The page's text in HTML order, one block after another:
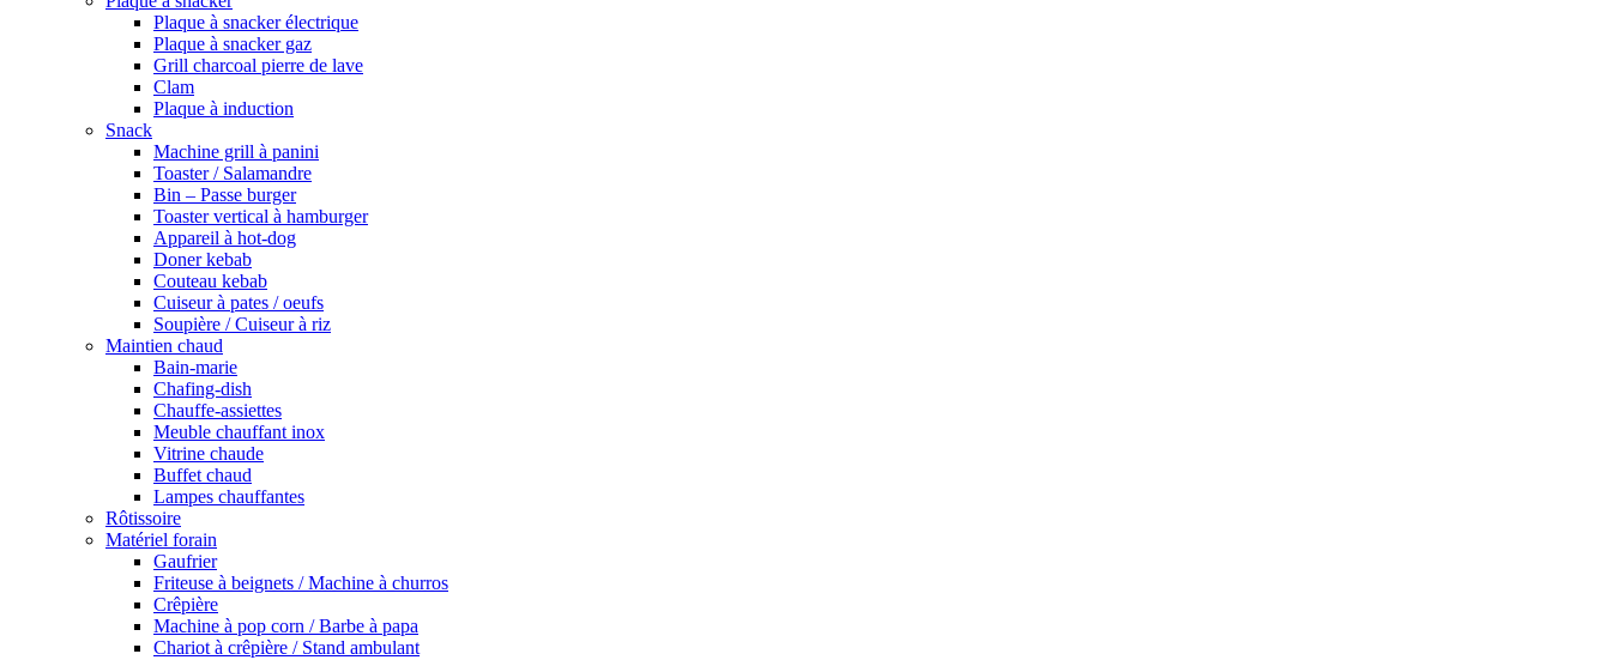
Plaque à snacker électrique
Plaque à snacker gaz
Grill charcoal pierre de lave
Clam
Plaque à induction
Snack
Machine grill à panini
Toaster / Salamandre
Bin – Passe burger
Toaster vertical à hamburger
Appareil à hot-dog
Doner kebab
Couteau kebab
Cuiseur à pates / oeufs
Soupière / Cuiseur à riz
Maintien chaud
Bain-marie
Chafing-dish
Chauffe-assiettes
Meuble chauffant inox
Vitrine chaude
Buffet chaud
Lampes chauffantes
Rôtissoire
Matériel forain
Gaufrier
Friteuse à beignets / Machine à churros
Crêpière
Machine à pop corn / Barbe à papa
Chariot à crêpière / Stand ambulant